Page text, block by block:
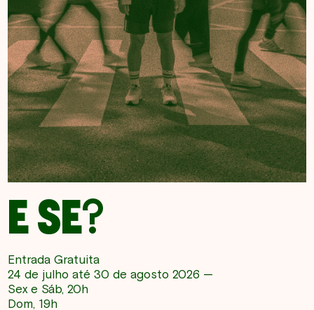
E SE?
Entrada Gratuita
24 de julho até 30 de agosto 2026 —
Sex e Sáb, 20h
Dom, 19h